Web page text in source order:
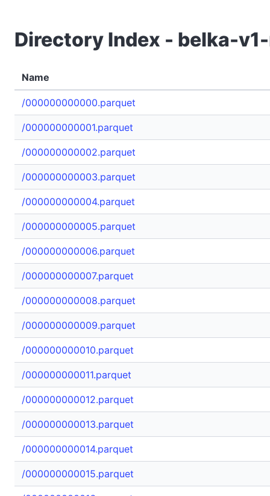
Directory Index - belka-
Name
/000000000000.parquet
/000000000001.parquet
/000000000002.parquet
/000000000003.parquet
/000000000004.parquet
/000000000005.parquet
/000000000006.parquet
/000000000007.parquet
/000000000008.parquet
/000000000009.parquet
/000000000010.parquet
/000000000011.parquet
/000000000012.parquet
/000000000013.parquet
/000000000014.parquet
/000000000015.parquet